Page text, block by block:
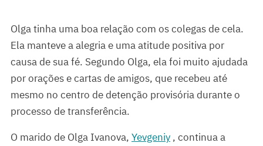
Olga tinha uma boa relação com os colegas de cela.
Ela manteve a alegria e uma atitude positiva por
causa de sua fé. Segundo Olga, ela foi muito ajudada
por orações e cartas de amigos, que recebeu até
mesmo no centro de detenção provisória durante o
processo de transferência.
O marido de Olga Ivanova, Yevgeniy , continua a